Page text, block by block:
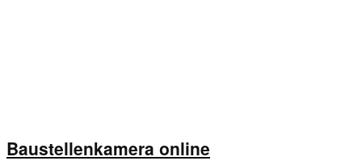
Baustellenkamera online